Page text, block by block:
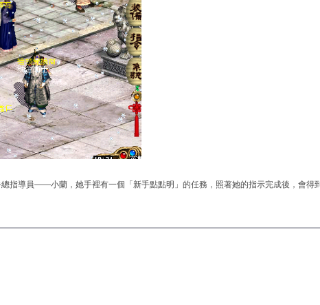
指導員——小蘭，她手裡有一個「新手點點明」的任務，照著她的指示完成後，會得